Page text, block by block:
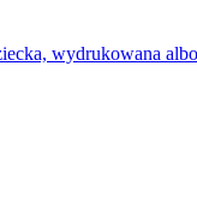
wydrukowana